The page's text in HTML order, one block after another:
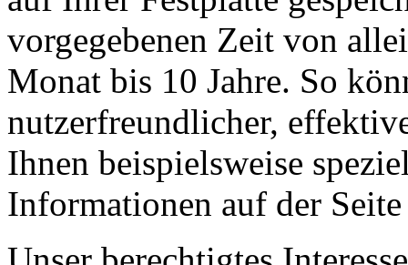
vorgegebenen Zeit von
Monat bis 10 Jahre. So
nutzerfreundlicher,
Ihnen beispielsweise
Informationen auf der